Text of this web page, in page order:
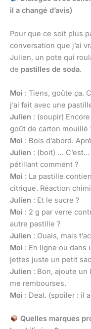
il a changé d’avis)
Pour que ce soit plus
conversation que j’ai
Julien, un pote qui
de pastilles de soda.
Moi : Tiens, goûte ça.
j’ai fait avec une
Julien : (soupir)
goût de carton mouillé
Moi : Bois d’abord.
Julien : (boit) …
pétillant comment ?
Moi : La pastille
citrique. Réaction
Julien : Et le sucre ?
Moi : 2 g par verre
autre pastille ?
Julien : Ouais, mais
Moi : En ligne ou dans
jettes juste un petit
Julien : Bon, ajoute un
me rembourses.
Moi : Deal. (spoiler : il
Quelles marques